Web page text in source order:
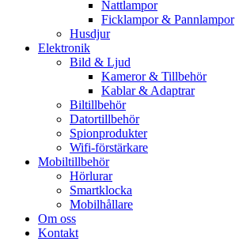
Nattlampor
Ficklampor & Pannlampor
Husdjur
Elektronik
Bild & Ljud
Kameror & Tillbehör
Kablar & Adaptrar
Biltillbehör
Datortillbehör
Spionprodukter
Wifi-förstärkare
Mobiltillbehör
Hörlurar
Smartklocka
Mobilhållare
Om oss
Kontakt